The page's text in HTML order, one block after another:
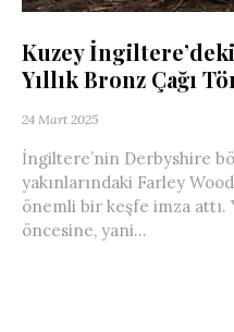
Kuzey
Yıllık Bronz Çağı
24 Mart 2025
İngiltere’nin Derbyshire
yakınlarındaki Farley
önemli bir keşfe imza attı.
öncesine, yani...